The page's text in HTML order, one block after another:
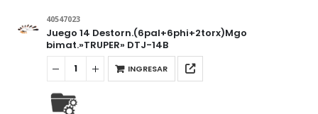
40547023
Juego 14 Destorn.(6pal+6phi+2torx)Mgo
bimat.»TRUPER» DTJ-14B
INGRESAR